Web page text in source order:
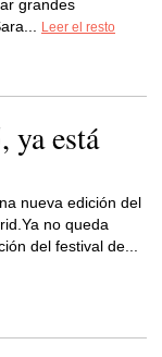
grandes
Leer el resto
ya está
nueva edición del
no queda
del festival de...